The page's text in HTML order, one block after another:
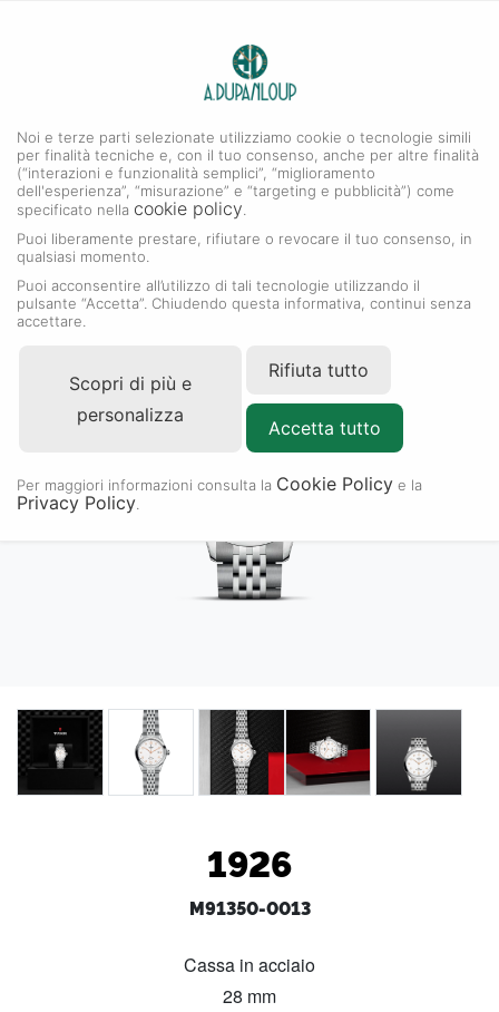
1926
M91350-0013
Cassa in acciaio
28 mm
Noi e terze parti selezionate utilizziamo cookie o tecnologie simili
per finalità tecniche e, con il tuo consenso, anche per altre finalità
(“interazioni e funzionalità semplici”, “miglioramento
dell'esperienza”, “misurazione” e “targeting e pubblicità”) come
specificato nella cookie policy
Puoi liberamente prestare, rifiutare o revocare il tuo consenso, in
qualsiasi momento.
Puoi acconsentire all’utilizzo di tali tecnologie utilizzando il
pulsante “Accetta”. Chiudendo questa informativa, continui senza
accettare.
Scopri di più e
personalizza
Rifiuta tutto
Accetta tutto
Per maggiori informazioni consulta la Cookie Policy e la
Privacy Policy